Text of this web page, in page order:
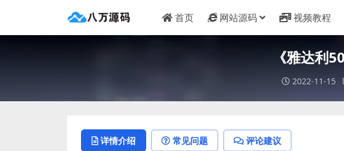
首页 网站源码 视频教程
《雅达利
2022-11-15
详情介绍 常见问题 评论建议